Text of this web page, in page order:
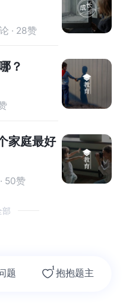
· 28赞
？
家庭最好
50赞
部
题
1
抱抱题主